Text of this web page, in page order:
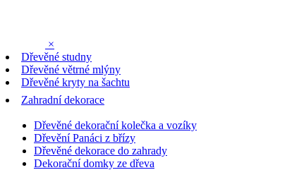
×
Dřevěné studny
Dřevěné větrné mlýny
Dřevěné kryty na šachtu
Zahradní dekorace
Dřevěné dekorační kolečka a vozíky
Dřevění Panáci z břízy
Dřevěné dekorace do zahrady
Dekorační domky ze dřeva